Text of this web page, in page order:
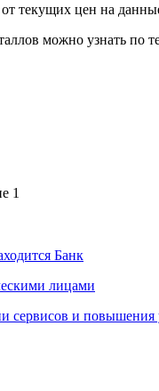
текущих цен на
можно узнать по
1
Банк
лицами
и повышения